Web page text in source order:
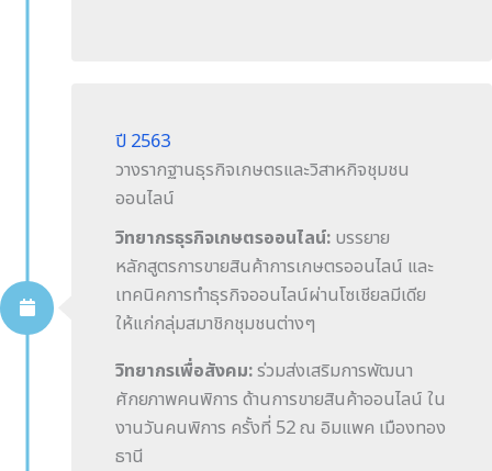
ปี 2563
วางรากฐานธุรกิจเกษตรและวิสาหกิจชุมชน
ออนไลน์
วิทยากรธุรกิจเกษตรออนไลน์: บรรยาย
หลักสูตรการขายสินค้าการเกษตรออนไลน์ และ
เทคนิคการทำธุรกิจออนไลน์ผ่านโซเชียลมีเดีย
ให้แก่กลุ่มสมาชิกชุมชนต่างๆ
วิทยากรเพื่อสังคม:ร่วมส่งเสริมการพัฒนา
ศักยภาพคนพิการ ด้านการขายสินค้าออนไลน์ ใน
งานวันคนพิการ ครั้งที่ 52 ณ อิมแพค เมืองทอง
ธานี